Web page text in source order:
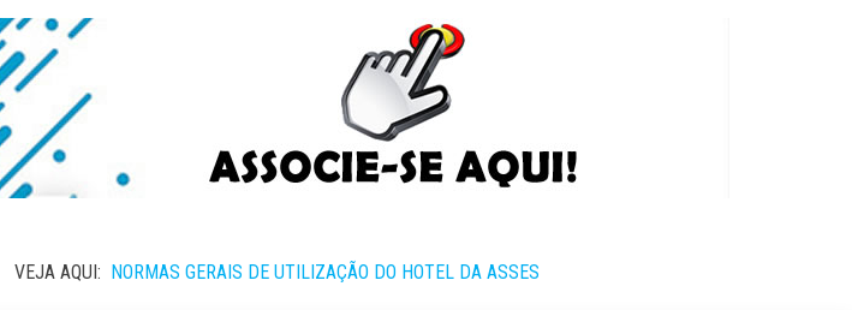
VEJA AQUI: NORMAS GERAIS DE UTILIZAÇÃO DO HOTEL DA ASSES